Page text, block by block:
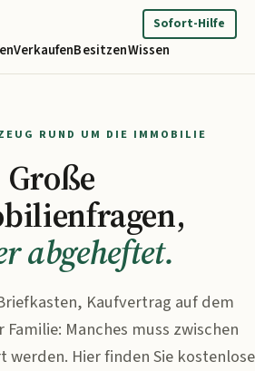
VerkaufenBesitzenWissen
Sofort-Hilfe
RUND UM DIE IMMOBILIE
Große
abgeheftet.
Kaufvertrag auf dem
Manches muss zwischen
werden. Hier finden Sie kostenlose